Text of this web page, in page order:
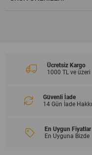
Ücretsiz Kargo
1000 TL ve üzeri
Güvenli İade
14 Gün İade Hakkı
En Uygun Fiyatlar
En Uyguna Bizde